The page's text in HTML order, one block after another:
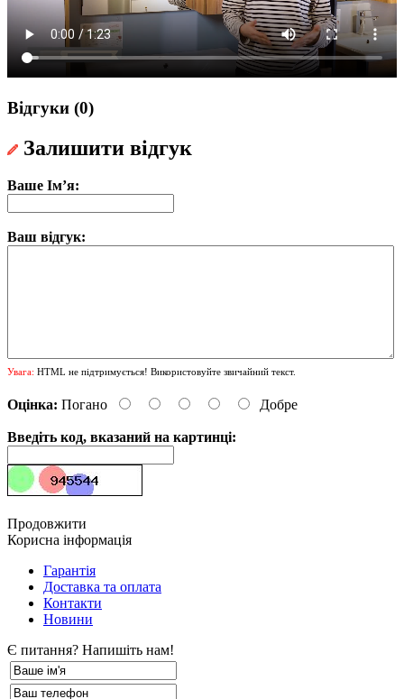
Відгуки (0)
Залишити відгук
Ваше Ім’я:
Ваш відгук:
Увага: HTML не підтримується! Використовуйте звичайний текст.
Оцінка: Погано Добре
Введіть код, вказаний на картинці:
Продовжити
Корисна інформація
Гарантія
Доставка та оплата
Контакти
Новини
Є питання? Напишіть нам!